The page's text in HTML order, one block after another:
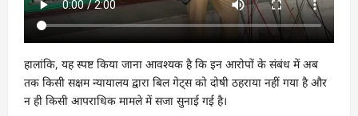
हालांकि, यह स्पष्ट किया जाना आवश्यक है कि इन आरोपों के संबंध में अब
तक किसी सक्षम न्यायालय द्वारा बिल गेट्स को दोषी ठहराया नहीं गया है और
न ही किसी आपराधिक मामले में सजा सुनाई गई है।